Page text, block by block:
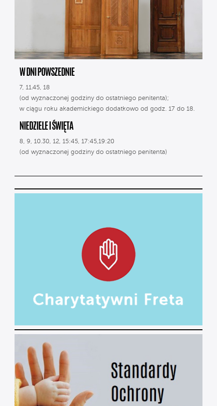
W DNI POWSZEDNIE
7, 11.45, 18
(od wyznaczonej godziny do ostatniego penitenta);
w ciągu roku akademickiego dodatkowo od godz. 17 do 18.
NIEDZIELE I ŚWIĘTA
8, 9, 10.30, 12, 15:45, 17:45,19:20
(od wyznaczonej godziny do ostatniego penitenta)